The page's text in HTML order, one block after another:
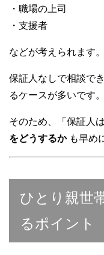
・職場の上司
・支援者
などが考えられます。
保証人なしで相談で
るケースが多いです。
そのため、「保証人
をどうするかも早め
ひとり親世
るポイント